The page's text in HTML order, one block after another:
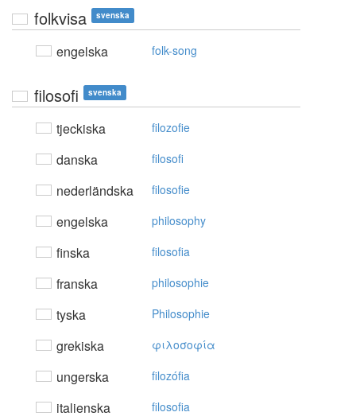
folkvisa svenska
engelska folk-song
filosofi svenska
tjeckiska filozofie
danska filosofi
nederländska filosofie
engelska philosophy
finska filosofia
franska philosophie
tyska Philosophie
grekiska φιλoσoφία
ungerska filozófia
italienska filosofia